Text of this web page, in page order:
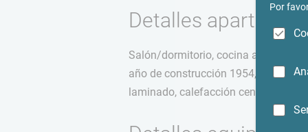
Detalles
Salón/dormitorio, cocina abierta
año de construcción 1954,
laminado, calefacción central,
Por